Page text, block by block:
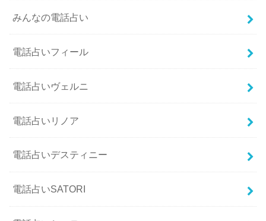
みんなの電話占い
電話占いフィール
電話占いヴェルニ
電話占いリノア
電話占いデスティニー
電話占いSATORI